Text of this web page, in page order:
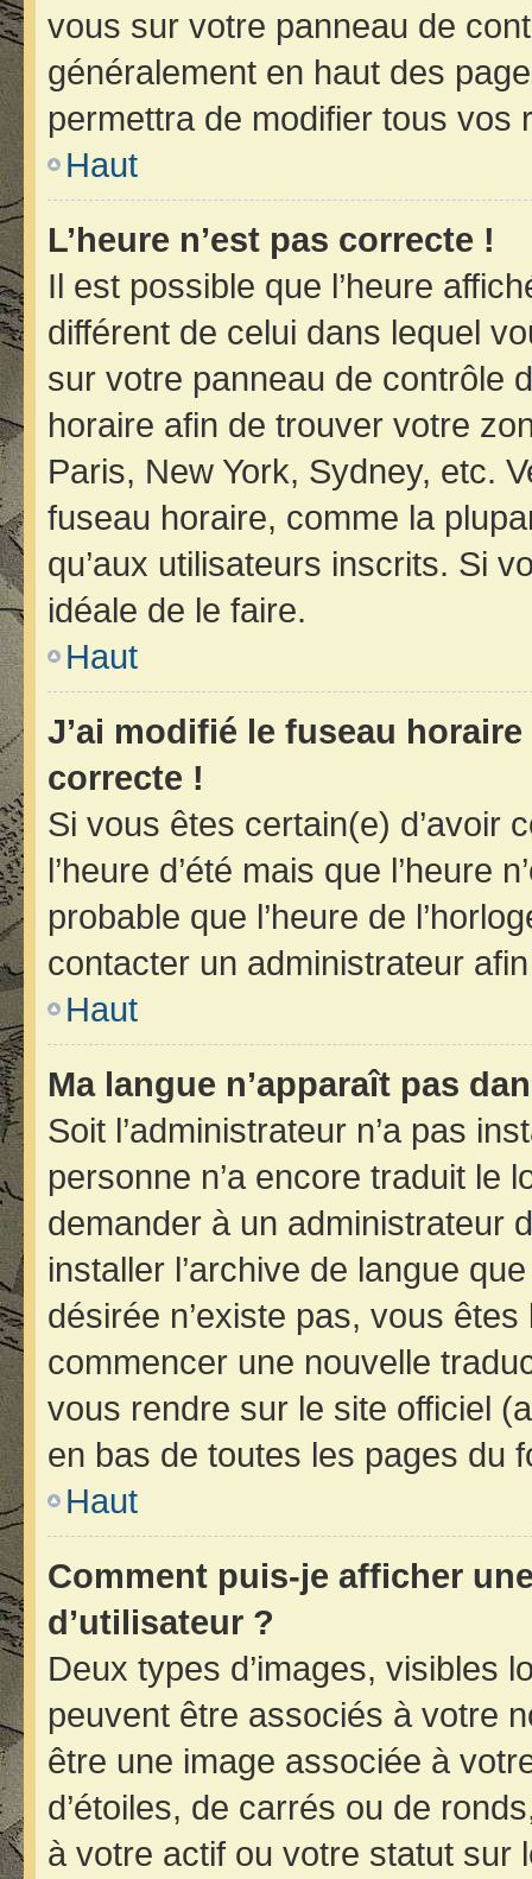
vous sur votre panneau de
généralement en haut des
permettra de modifier tous
Haut
L’heure n’est pas correcte !
Il est possible que l’heure
différent de celui dans lequel
sur votre panneau de contrôle
horaire afin de trouver votre
Paris, New York, Sydney, etc.
fuseau horaire, comme la
qu’aux utilisateurs inscrits. Si
idéale de le faire.
Haut
J’ai modifié le fuseau
correcte !
Si vous êtes certain(e) d’avoir
l’heure d’été mais que l’heure
probable que l’heure de
contacter un administrateur
Haut
Ma langue n’apparaît pas
Soit l’administrateur n’a pas
personne n’a encore traduit le
demander à un administrateur
installer l’archive de langue
désirée n’existe pas, vous
commencer une nouvelle
vous rendre sur le site officiel
en bas de toutes les pages du
Haut
Comment puis-je afficher
d’utilisateur ?
Deux types d’images, visibles
peuvent être associés à votre
être une image associée à
d’étoiles, de carrés ou de
à votre actif ou votre statut sur